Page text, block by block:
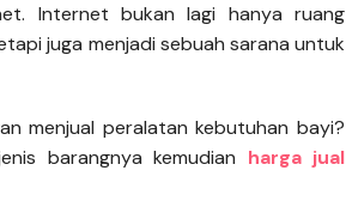
Internet bukan lagi hanya ruang
juga menjadi sebuah sarana untuk
menjual peralatan kebutuhan bayi?
barangnya kemudian harga jual